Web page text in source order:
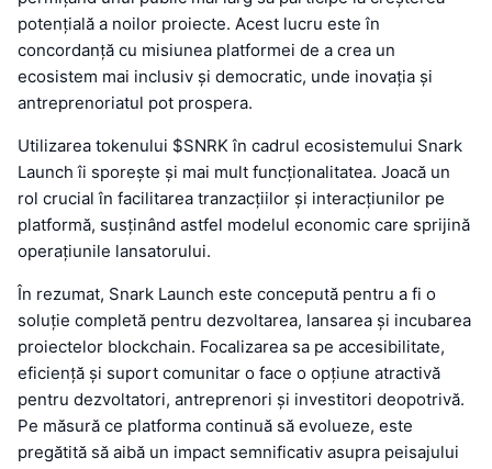
potențială a noilor proiecte. Acest lucru este în
concordanță cu misiunea platformei de a crea un
ecosistem mai inclusiv și democratic, unde inovația și
antreprenoriatul pot prospera.
Utilizarea tokenului $SNRK în cadrul ecosistemului Snark
Launch îi sporește și mai mult funcționalitatea. Joacă un
rol crucial în facilitarea tranzacțiilor și interacțiunilor pe
platformă, susținând astfel modelul economic care sprijină
operațiunile lansatorului.
În rezumat, Snark Launch este concepută pentru a fi o
soluție completă pentru dezvoltarea, lansarea și incubarea
proiectelor blockchain. Focalizarea sa pe accesibilitate,
eficiență și suport comunitar o face o opțiune atractivă
pentru dezvoltatori, antreprenori și investitori deopotrivă.
Pe măsură ce platforma continuă să evolueze, este
pregătită să aibă un impact semnificativ asupra peisajului